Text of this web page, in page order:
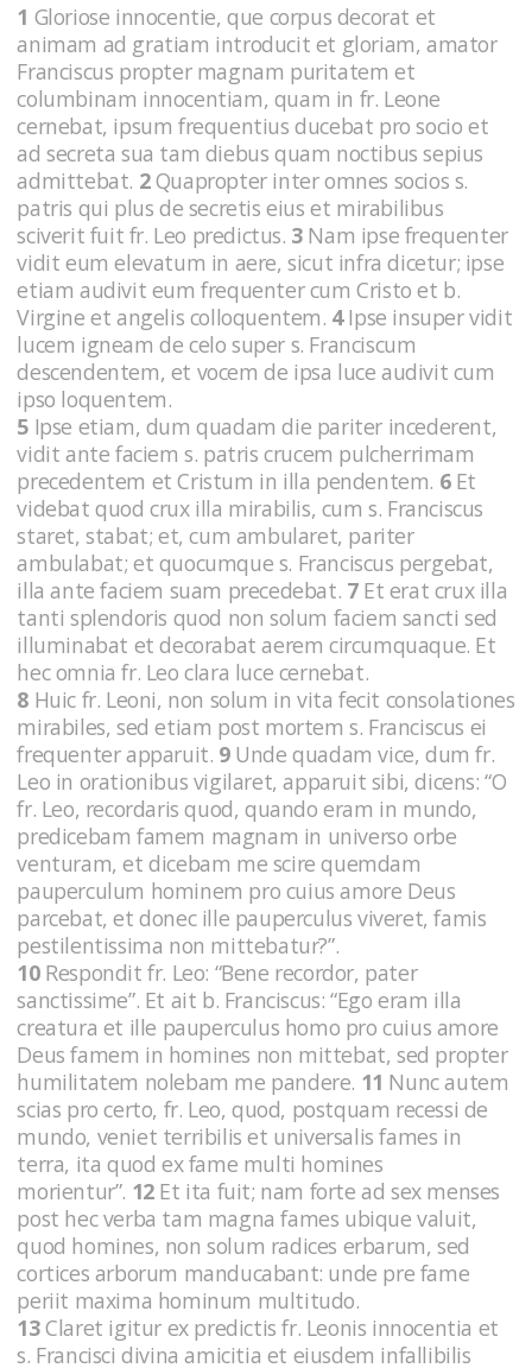
1 Gloriose innocentie, que corpus decorat et
animam ad gratiam introducit et gloriam, amator
Franciscus propter magnam puritatem et
columbinam innocentiam, quam in fr. Leone
cernebat, ipsum frequentius ducebat pro socio et
ad secreta sua tam diebus quam noctibus sepius
admittebat. 2Quapropter inter omnes socios s.
patris qui plus de secretis eius et mirabilibus
sciverit fuit fr. Leo predictus. 3Nam ipse frequenter
vidit eum elevatum in aere, sicut infra dicetur; ipse
etiam audivit eum frequenter cum Cristo et b.
Virgine et angelis colloquentem. 4Ipse insuper vidit
lucem igneam de celo super s. Franciscum
descendentem, et vocem de ipsa luce audivit cum
ipso loquentem.
5 Ipse etiam, dum quadam die pariter incederent,
vidit ante faciem s. patris crucem pulcherrimam
precedentem et Cristum in illa pendentem. 6Et
videbat quod crux illa mirabilis, cum s. Franciscus
staret, stabat; et, cum ambularet, pariter
ambulabat; et quocumque s. Franciscus pergebat,
illa ante faciem suam precedebat. 7Et erat crux illa
tanti splendoris quod non solum faciem sancti sed
illuminabat et decorabat aerem circumquaque. Et
hec omnia fr. Leo clara luce cernebat.
8 Huic fr. Leoni, non solum in vita fecit consolationes
mirabiles, sed etiam post mortem s. Franciscus ei
frequenter apparuit. 9Unde quadam vice, dum fr.
Leo in orationibus vigilaret, apparuit sibi, dicens: “O
fr. Leo, recordaris quod, quando eram in mundo,
predicebam famem magnam in universo orbe
venturam, et dicebam me scire quemdam
pauperculum hominem pro cuius amore Deus
parcebat, et donec ille pauperculus viveret, famis
pestilentissima non mittebatur?”.
10Respondit fr. Leo: “Bene recordor, pater
sanctissime”. Et ait b. Franciscus: “Ego eram illa
creatura et ille pauperculus homo pro cuius amore
Deus famem in homines non mittebat, sed propter
humilitatem nolebam me pandere. 11 Nunc autem
scias pro certo, fr. Leo, quod, postquam recessi de
mundo, veniet terribilis et universalis fames in
terra, ita quod ex fame multi homines
morientur”. 12 Et ita fuit; nam forte ad sex menses
post hec verba tam magna fames ubique valuit,
quod homines, non solum radices erbarum, sed
cortices arborum manducabant: unde pre fame
periit maxima hominum multitudo.
13Claret igitur ex predictis fr. Leonis innocentia et
s. Francisci divina amicitia et eiusdem infallibilis